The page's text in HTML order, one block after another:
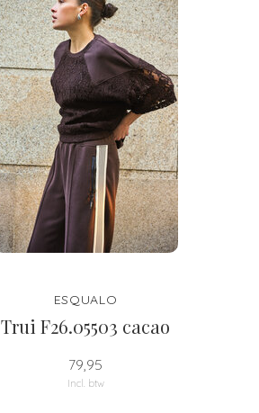
ESQUALO
Trui F26.05503 cacao
79,95
Incl. btw